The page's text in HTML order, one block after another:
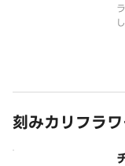
刻みカリフラ